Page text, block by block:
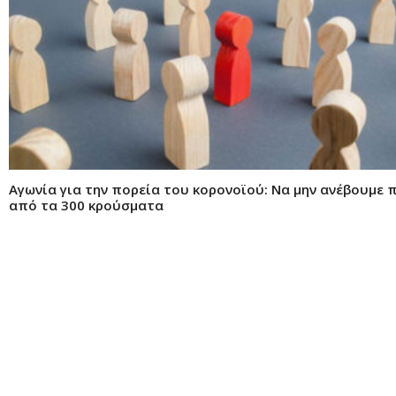
Αγωνία για την πορεία του κορονοϊού: Να μην ανέβουμε
από τα 300 κρούσματα